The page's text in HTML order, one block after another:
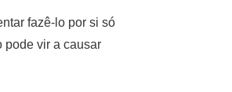
fazê-lo por si só
pode vir a causar